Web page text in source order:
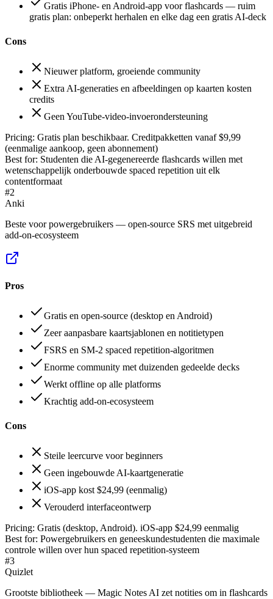
Gratis iPhone- en Android-app voor flashcards — ruim
gratis plan: onbeperkt herhalen en elke dag een gratis AI-deck
Cons
Nieuwer platform, groeiende community
Extra AI-generaties en afbeeldingen op kaarten kosten
credits
Geen YouTube-video-invoerondersteuning
Pricing: Gratis plan beschikbaar. Creditpakketten vanaf $9,99
(eenmalige aankoop, geen abonnement)
Best for: Studenten die AI-gegenereerde flashcards willen met
wetenschappelijk onderbouwde spaced repetition uit elk
contentformaat
#2
Anki
Beste voor powergebruikers — open-source SRS met uitgebreid
add-on-ecosysteem
Pros
Gratis en open-source (desktop en Android)
Zeer aanpasbare kaartsjablonen en notitietypen
FSRS en SM-2 spaced repetition-algoritmen
Enorme community met duizenden gedeelde decks
Werkt offline op alle platforms
Krachtig add-on-ecosysteem
Cons
Steile leercurve voor beginners
Geen ingebouwde AI-kaartgeneratie
iOS-app kost $24,99 (eenmalig)
Verouderd interfaceontwerp
Pricing: Gratis (desktop, Android). iOS-app $24,99 eenmalig
Best for: Powergebruikers en geneeskundestudenten die maximale
controle willen over hun spaced repetition-systeem
#3
Quizlet
Grootste bibliotheek — Magic Notes AI zet notities om in flashcards